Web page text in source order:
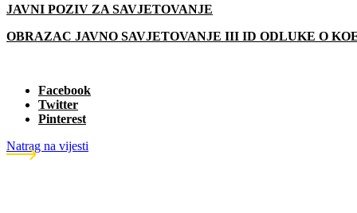
JAVNI POZIV ZA SAVJETOVANJE
OBRAZAC JAVNO SAVJETOVANJE III ID ODLUKE O
Facebook
Twitter
Pinterest
Natrag na vijesti